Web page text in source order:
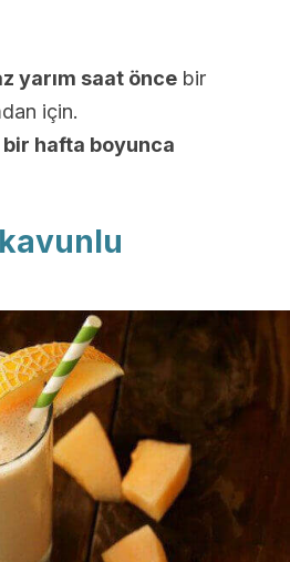
yarım saat önce bir
için.
hafta boyunca